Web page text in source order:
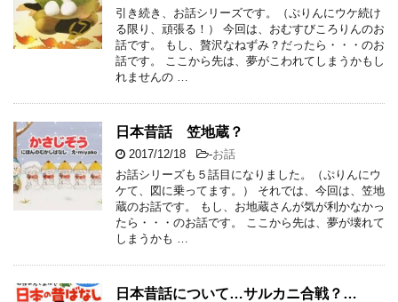
引き続き、お話シリーズです。（ぷりんにウケ続け
る限り、頑張る！） 今回は、おむすびころりんのお
話です。 もし、贅沢なねずみ？だったら・・・のお
話です。 ここから先は、夢がこわれてしまうかもし
れませんの …
日本昔話 笠地蔵？
2017/12/18 -お話
お話シリーズも５話目になりました。（ぷりんにウ
ケて、図に乗ってます。） それでは、今回は、笠地
蔵のお話です。 もし、お地蔵さんが気が利かなかっ
たら・・・のお話です。 ここから先は、夢が壊れて
しまうかも …
日本昔話について…サルカニ合戦？…